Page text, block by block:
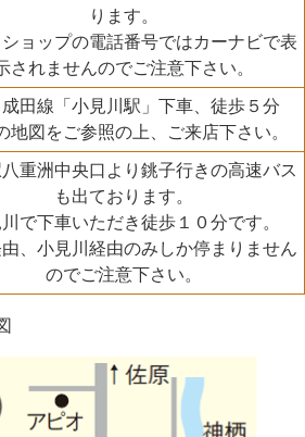
ります。
ョップの電話番号ではカーナビで表
されませんのでご注意下さい。
成田線「小見川駅」下車、徒歩５分
地図をご参照の上、ご来店下さい。
重洲中央口より銚子行きの高速バス
も出ております。
で下車いただき徒歩１０分です。
、小見川経由のみしか停まりません
のでご注意下さい。